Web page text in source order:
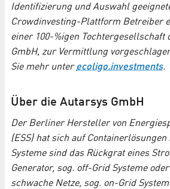
Identifizierung und Auswahl
Crowdinvesting-Plattform Betreiber
einer 100-%igen Tochtergesellschaft
GmbH, zur Vermittlung
Sie mehr unterecoligo.investments.
Über die Autarsys GmbH
Der Berliner Hersteller von
(ESS) hat sich auf
Systeme sind das Rückgrat eines
Generator, sog. off-Grid Systeme
schwache Netze, sog. on-Grid